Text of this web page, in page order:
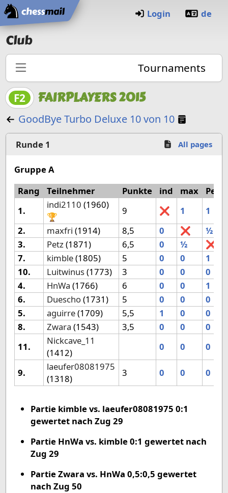
Home
Login de
Club
Tournaments
F2 FAIRPLAYERS 2015
GoodBye Turbo Deluxe 10 von 10
Runde 1 All pages
Gruppe A
Rang
Teilnehmer Punkte ind max Pet
1.
indi2110 (1960)
🏆
9 ❌ 1 1
2.
maxfri (1914) 8,5 0 ❌ ½
3.
Petz(1871) 6,5 0 ½ ❌
7.
kimble(1805) 5 0 0 1
10.
Luitwinus(1773) 3 0 0 0
4.
HnWa (1766) 6 0 0 1
6.
Duescho(1731) 5 0 0 0
5.
aguirre(1709) 5,5 1 0 0
8.
Zwara (1543) 3,5 0 0 0
11.
Nickcave_11
(1412)
0 0 0
9.
laeufer08081975
(1318)
3 0 0 0
Partie kimble vs. laeufer08081975 0:1
gewertet nach Zug 29
Partie HnWa vs. kimble 0:1 gewertet nach
Zug 29
Partie Zwara vs. HnWa 0,5:0,5 gewertet
nach Zug 50